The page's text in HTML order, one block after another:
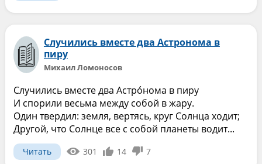
Случились вместе два Астронома в
пиру
Михаил Ломоносов
Случились вместе два Астро́нома в пиру
И спорили весьма между собой в жару.
Один твердил: земля, вертясь, круг Солнца ходит;
Другой, что Солнце все с собой планеты водит...
Читать 301 14 7